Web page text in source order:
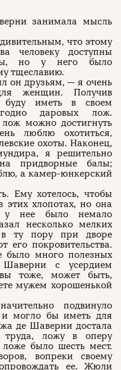
занимала мысль
что этому
человеку доступны
но у него было
тщеславию.
он друзьям, — я очень
женщин. Получив
буду иметь в своем
даровых лож.
можно достигнуть
люблю охотиться,
охоты. Наконец,
я решительно
придворные балы;
а камер-юнкерский
Ему хотелось, чтобы
хлопотах, но она
у нее было немало
несколько мелких
в ту пору при дворе
его покровительства.
было много полезных
с усердием
тоже, может быть,
мужем хорошенькой
подвинуло
могло бы иметь для
жа де Шаверни достала
труда, ложу в оперу
было шесть мест.
вопреки своему
ее. Жюли